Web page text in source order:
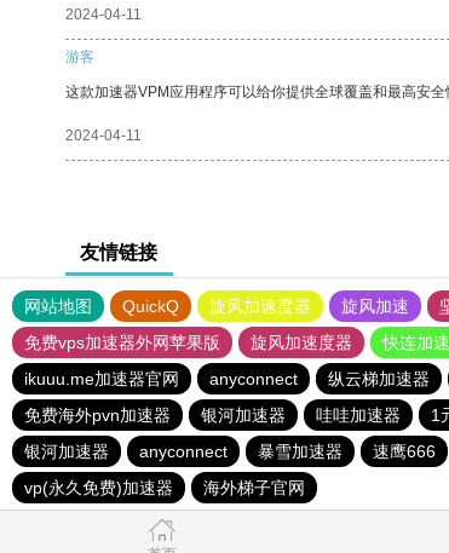
2024-04-11
游客
这款加速器VPM应用程序可以给你提供全球覆盖和最高安全
2024-04-11
友情链接
网站地图 QuickQ 旋风加速度器 旋风加速
免费vps加速器外网苹果版
旋风加速度器 快连加
ikuuu.me加速器官网
anyconnect 纵云梯加速器
免费海外pvn加速器
银河加速器 哇哇加速器 1
银河加速器
anyconnect 暴雪加速器 速鹰666
vp(永久免费)加速器
海外梯子官网